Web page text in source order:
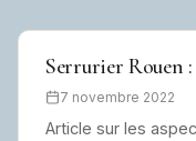
Serrurier Rouen
7 novembre 2022
Article sur les